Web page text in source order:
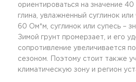
ориентироваться на значение
глина, увлажненный суглинок
60 Ом*м, суглинок или супесь –
Зимой грунт промерзает, и его
сопротивление увеличивается
сезоном. Поэтому стоит также
климатическую зону и регион